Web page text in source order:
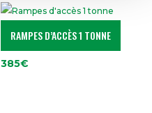
RAMPES D’ACCÈS 1 TONNE
385€